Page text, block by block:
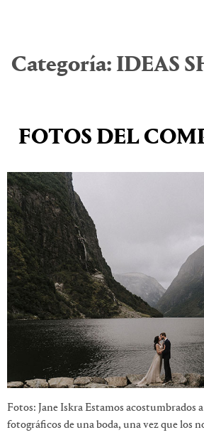
Categoría: IDEAS
FOTOS DEL
Fotos: Jane Iskra Estamos acostumbrados
fotográficos de una boda, una vez que los